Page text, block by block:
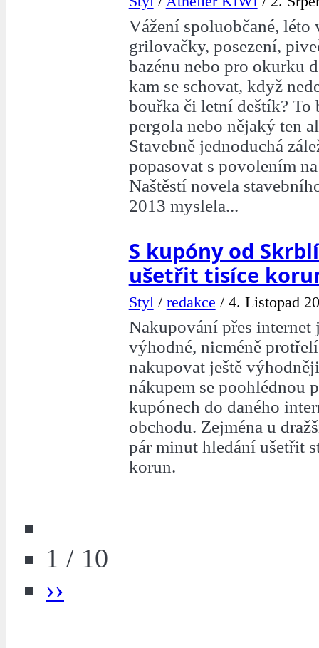
Vážení spoluobčané, léto
grilovačky, posezení,
bazénu nebo pro okurku
kam se schovat, když
bouřka či letní deštík? To
pergola nebo nějaký ten
Stavebně jednoduchá
popasovat s povolením
Naštěstí novela
2013 myslela...
S kupóny od
ušetřit tisíce
Styl/ redakce / 4. Listopad
Nakupování přes internet
výhodné, nicméně
nakupovat ještě
nákupem se poohlédnou
kupónech do daného
obchodu. Zejména u
pár minut hledání ušetřit
korun.
1 / 10
››